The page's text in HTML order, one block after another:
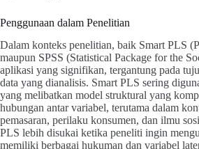
Penggunaan dalam Penelitian
Dalam konteks penelitian, baik Smart PLS
maupun SPSS (Statistical Package for the
aplikasi yang signifikan, tergantung pada
data yang dianalisis. Smart PLS sering
yang melibatkan model struktural yang
hubungan antar variabel, terutama dalam
pemasaran, perilaku konsumen, dan ilmu
PLS lebih disukai ketika peneliti ingin
memiliki berbagai hukuman dan variabel